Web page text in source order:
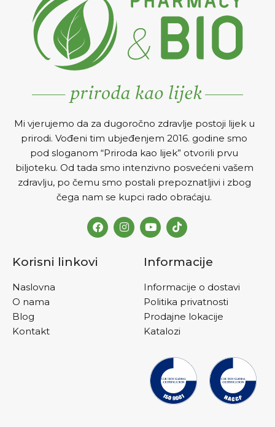
Uputstvo za upotrebu:
Odrasli: 4-6 pastila dnevno
Djeca od 6 godina starosti:
2-3 pastile dnevno Pastile se
trebaju uzimati nekoliko
razmakom između svake
pastile minimalno 2 sata.
Mi vjerujemo da za dugoročno zdravlje postoji lijek u
prirodi. Vođeni tim ubjeđenjem 2016. godine smo
pod sloganom “Priroda kao lijek” otvorili prvu
biljoteku. Od tada smo intenzivno posvećeni vašem
zdravlju, po čemu smo postali prepoznatljivi i zbog
čega nam se kupci rado obraćaju.
Korisni linkovi
Naslovna
O nama
Blog
Kontakt
Informacije
Informacije o dostavi
Politika privatnosti
Prodajne lokacije
Katalozi